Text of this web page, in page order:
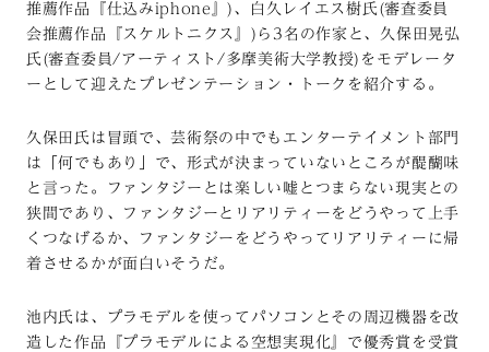
推薦作品『仕込みiphone』)、白久レイエス樹氏(審査委員
会推薦作品『スケルトニクス』)ら3名の作家と、久保田晃弘
氏(審査委員/アーティスト/多摩美術大学教授)をモデレータ
ーとして迎えたプレゼンテーション・トークを紹介する。
久保田氏は冒頭で、芸術祭の中でもエンターテイメント部門
は「何でもあり」で、形式が決まっていないところが醍醐味
と言った。ファンタジーとは楽しい嘘とつまらない現実との
狭間であり、ファンタジーとリアリティーをどうやって上手
くつなげるか、ファンタジーをどうやってリアリティーに帰
着させるかが面白いそうだ。
池内氏は、プラモデルを使ってパソコンとその周辺機器を改
造した作品『プラモデルによる空想実現化』で優秀賞を受賞